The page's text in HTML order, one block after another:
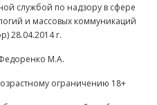
службой по надзору в сфере
и массовых коммуникаций
28.04.2014 г.
М.А.
ограничению 18+